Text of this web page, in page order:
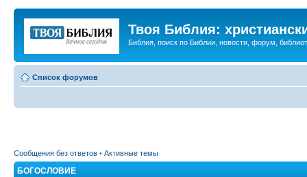
Твоя Библия:
Библия, поиск по Библии, новости, форум,
Список форумов
Сообщения без ответов • Активные темы
БОГОСЛОВИЕ